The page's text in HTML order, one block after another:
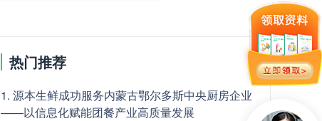
热门推荐
1. 源本生鲜成功服务内蒙古鄂尔多斯中央厨房企业
——以信息化赋能团餐产业高质量发展